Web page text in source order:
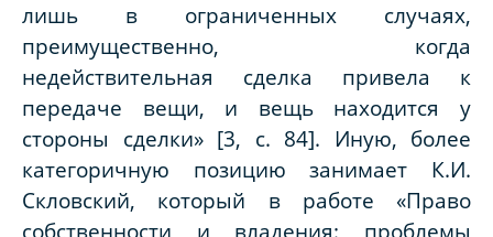
лишь в ограниченных случаях,
преимущественно, когда
недействительная сделка привела к
передаче вещи, и вещь находится у
стороны сделки» [3, с. 84]. Иную, более
категоричную позицию занимает К.И.
Скловский, который в работе «Право
собственности и владения: проблемы